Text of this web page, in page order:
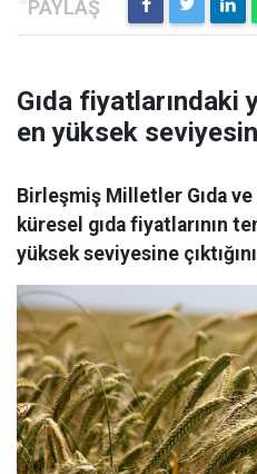
Gıda fiyatlarındaki
en yüksek
Birleşmiş Milletler Gıda ve
küresel gıda fiyatlarının
yüksek seviyesine